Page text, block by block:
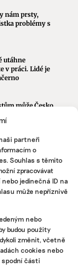
partneři
o
Souhlas s těmito
zpracovávat
nebo jedinečná ID na
může nepříznivě
nebo
budou použity
změnit, včetně
cookies nebo
spodní části
nám prsty,
problémy s
utáhne
v práci. Lidé je
může Česko